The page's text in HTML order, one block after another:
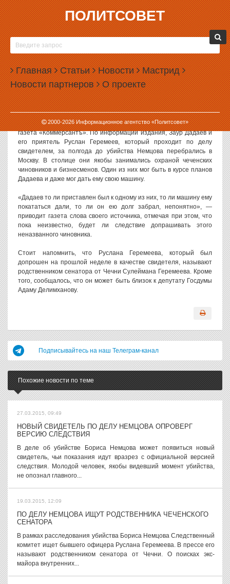
ПОЛИТСОВЕТ
Главная Статьи Новости Мастрид
Новости партнеров О проекте
2000-2026Информационное агентство «Политсовет»
30.03.2015, 09:34
В ДЕЛЕ ОБ УБИЙСТВЕ НЕМЦОВА МОЖЕТ
ПОЯВИТЬСЯ ЧЕЧЕНСКИЙ ЧИНОВНИК
В деле об убийстве Бориса Немцова может появиться еще один
свидетель — некий чеченский чиновник, на которого работал
основной подозреваемый в этом преступлении Заур Дадаев. Имя
этого чиновника пока не разглашается.
О возможном появлении нового фигуранта этого делапишет
газета «Коммерсантъ». По информации издания, Заур Дадаев и
его приятель Руслан Геремеев, который проходит по делу
свидетелем, за полгода до убийства Немцова перебрались в
Москву. В столице они якобы занимались охраной чеченских
чиновников и бизнесменов. Один из них мог быть в курсе планов
Дадаева и даже мог дать ему свою машину.
«Дадаев то ли приставлен был к одному из них, то ли машину ему
покататься дали, то ли он ею долг забрал, непонятно», —
приводит газета слова своего источника, отмечая при этом, что
пока неизвестно, будет ли следствие допрашивать этого
неназванного чиновника.
Стоит напомнить, что Руслана Геремеева, который был
допрошен на прошлой неделе в качестве свидетеля, называют
родственником сенатора от Чечни Сулеймана Геремеева. Кроме
того, сообщалось, что он может быть близок к депутату Госдумы
Адаму Делимханову.
Подписывайтесь на наш Телеграм-канал
Похожие новости по теме
27.03.2015, 09:49
НОВЫЙ СВИДЕТЕЛЬ ПО ДЕЛУ НЕМЦОВА ОПРОВЕРГ
ВЕРСИЮ СЛЕДСТВИЯ
В деле об убийстве Бориса Немцова может появиться новый
свидетель, чьи показания идут вразрез с официальной версией
следствия. Молодой человек, якобы видевший момент убийства,
не опознал главного...
19.03.2015, 12:09
ПО ДЕЛУ НЕМЦОВА ИЩУТ РОДСТВЕННИКА ЧЕЧЕНСКОГО
СЕНАТОРА
В рамках расследования убийства Бориса Немцова Следственный
комитет ищет бывшего офицера Руслана Геремеева. В прессе его
называют родственником сенатора от Чечни. О поисках экс-
майора внутренних...